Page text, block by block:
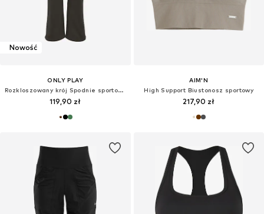
Nowość
ONLY PLAY
Rozkloszowany krój Spodnie sportowe 'ONPFOLD'
119,90 zł
AIM'N
High Support Biustonosz sportowy
217,90 zł